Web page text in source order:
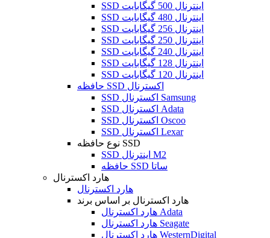
SSD اینترنال 500 گیگابایت
SSD اینترنال 480 گیگابایت
SSD اینترنال 256 گیگابایت
SSD اینترنال 250 گیگابایت
SSD اینترنال 240 گیگابایت
SSD اینترنال 128 گیگابایت
SSD اینترنال 120 گیگابایت
حافظه SSD اکسترنال
SSD اکسترنال Samsung
SSD اکسترنال Adata
SSD اکسترنال Oscoo
SSD اکسترنال Lexar
نوع حافظه SSD
SSD اینترنال M2
حافظه SSD ساتا
هارد اکسترنال
هارد اکسترنال
هارد اکسترنال بر اساس برند
هارد اکسترنال Adata
هارد اکسترنال Seagate
هارد اکسترنال WesternDigital